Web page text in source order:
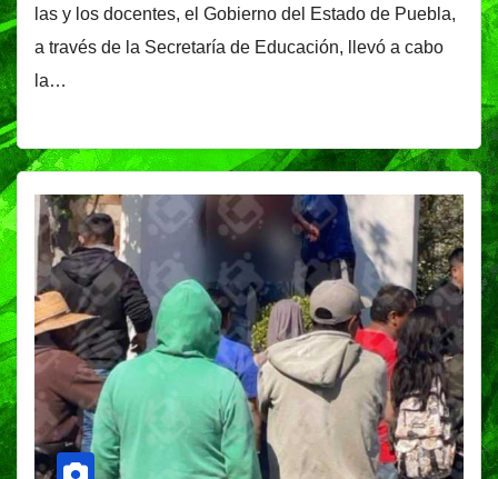
las y los docentes, el Gobierno del Estado de Puebla,
a través de la Secretaría de Educación, llevó a cabo
la…